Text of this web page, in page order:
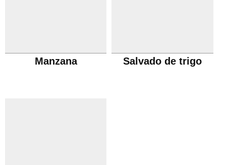
Manzana Salvado de trigo